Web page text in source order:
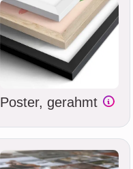
Poster, gerahmt